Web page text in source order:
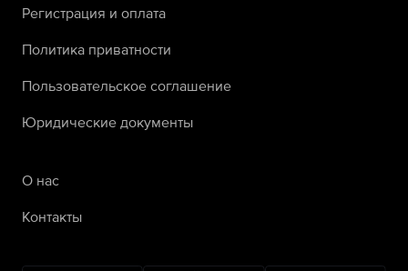
Регистрация и оплата
Политика приватности
Пользовательское соглашение
Юридические документы
О нас
Контакты